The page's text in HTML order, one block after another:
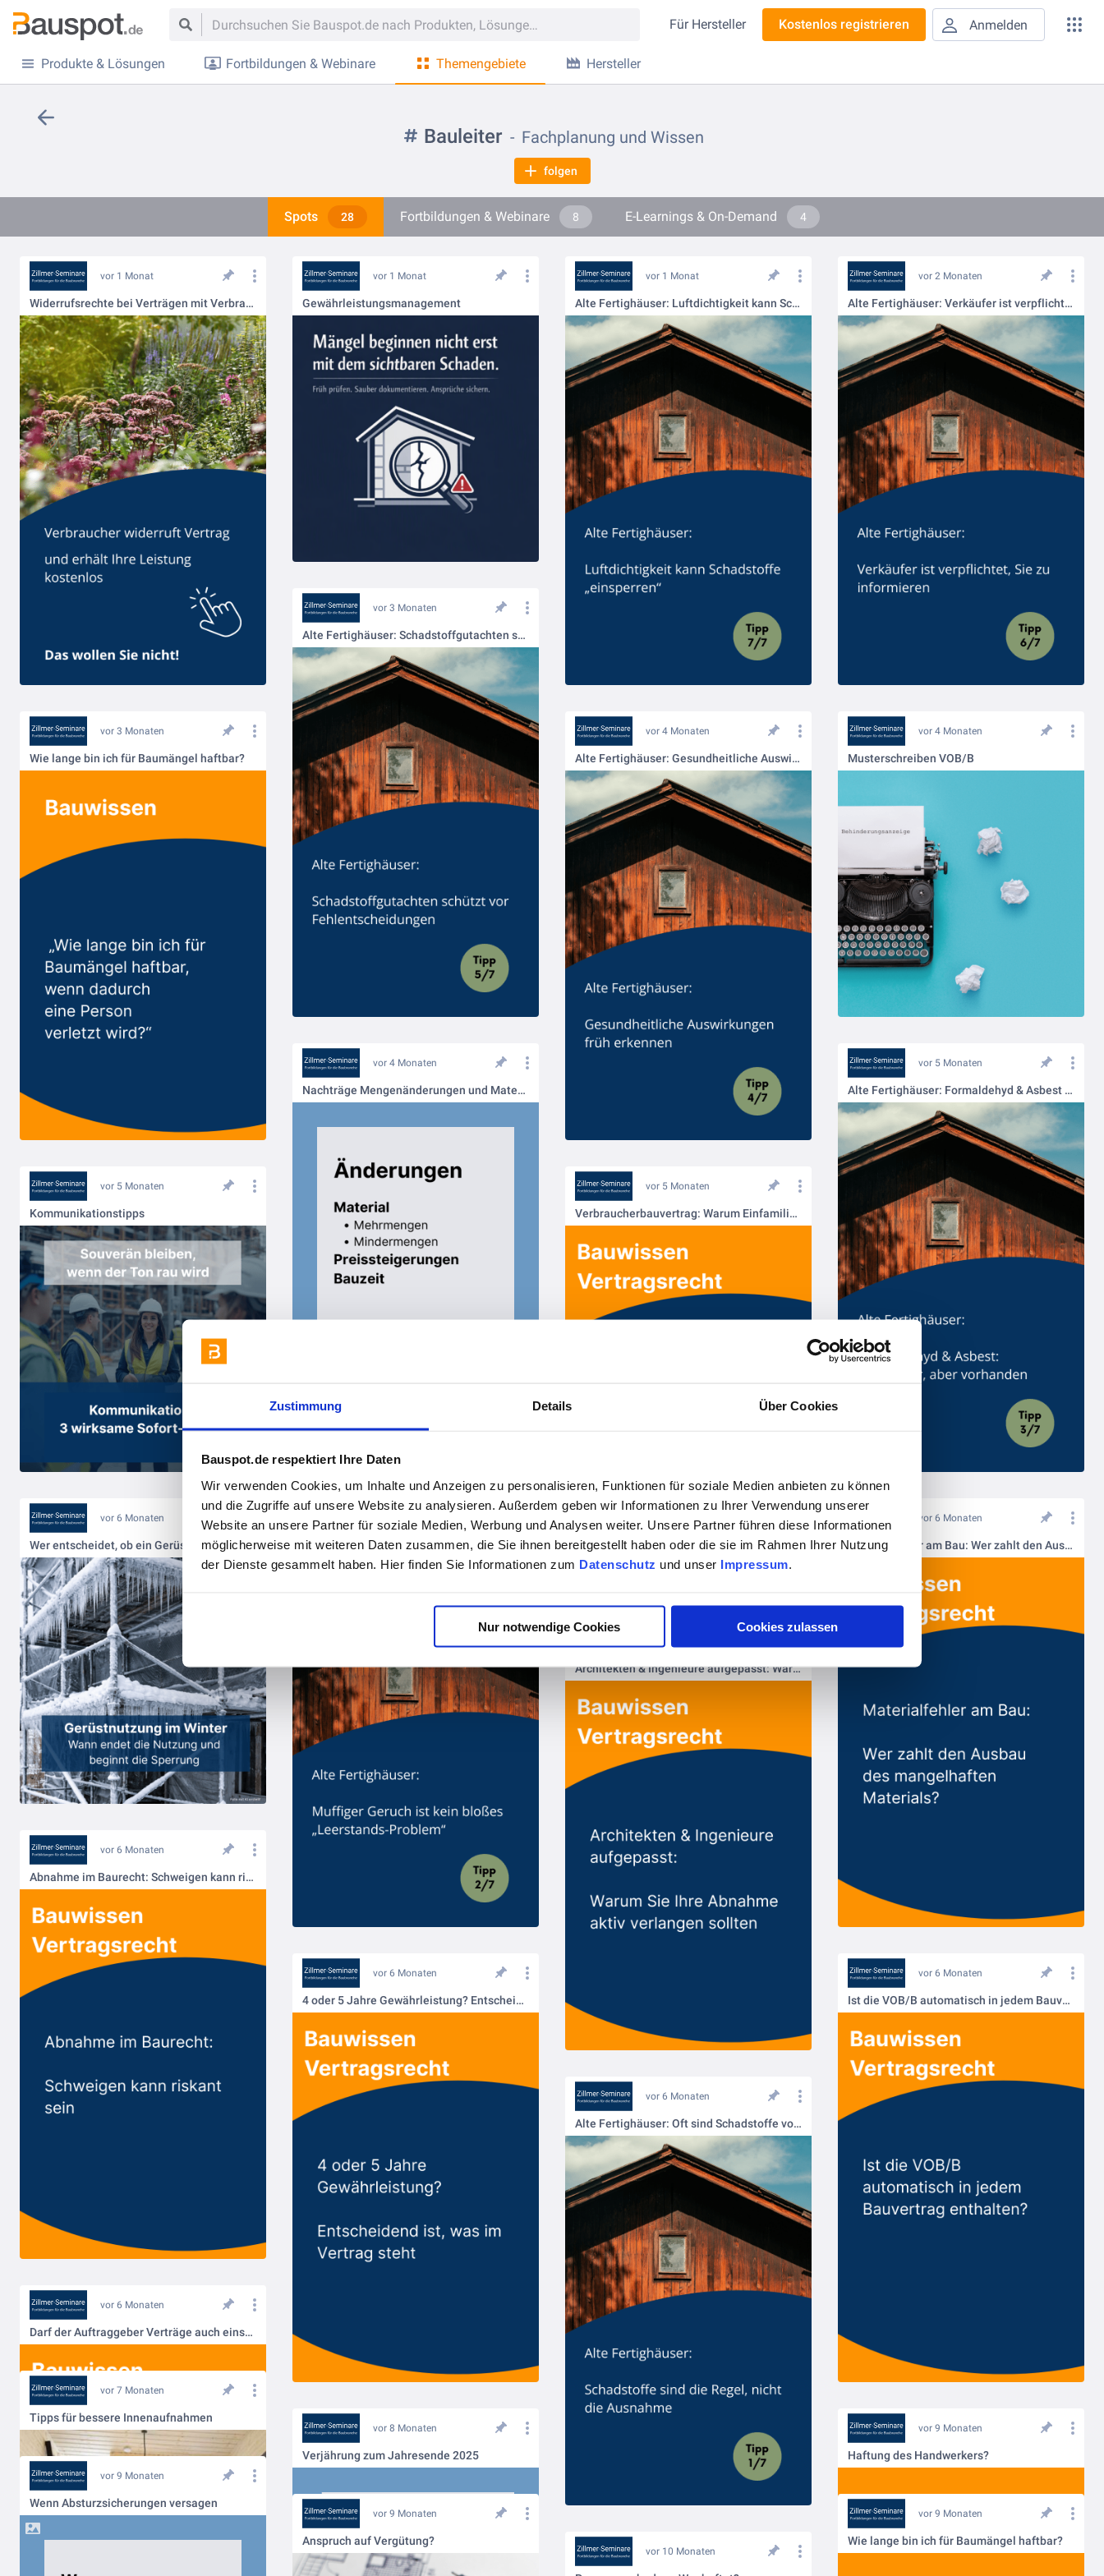
Zustimmung Details Über Cookies
Bauspot.de respektiert Ihre Daten
Wir verwenden Cookies, um Inhalte und Anzeigen zu personalisieren, Funktionen für soziale Medien anbieten zu können
und die Zugriffe auf unsere Website zu analysieren. Außerdem geben wir Informationen zu Ihrer Verwendung unserer
Website an unsere Partner für soziale Medien, Werbung und Analysen weiter. Unsere Partner führen diese Informationen
möglicherweise mit weiteren Daten zusammen, die Sie ihnen bereitgestellt haben oder die sie im Rahmen Ihrer Nutzung
der Dienste gesammelt haben. Hier finden Sie Informationen zum Datenschutz und unser Impressum.
Nur notwendige Cookies Cookies zulassen
Für Hersteller Kostenlos registrieren Anmelden
Produkte & Lösungen Fortbildungen & Webinare Themengebiete Hersteller
Bauleiter Fachplanung und Wissen
folgen
Spots 28 Fortbildungen & Webinare 8 E-Learnings & On-Demand 4
vor 1 Monat
Widerrufsrechte bei Verträgen mit Verbrauchern
vor 1 Monat
Gewährleistungsmanagement
vor 1 Monat
Alte Fertighäuser: Luftdichtigkeit kann Schadstoffe „einsperren“
vor 2 Monaten
Alte Fertighäuser: Verkäufer ist verpflichtet, Sie zu informieren
vor 3 Monaten
Alte Fertighäuser: Schadstoffgutachten schützt vor Fehlentscheidungen
vor 3 Monaten
Wie lange bin ich für Baumängel haftbar?
vor 4 Monaten
Alte Fertighäuser: Gesundheitliche Auswirkungen früh erkennen
vor 4 Monaten
Musterschreiben VOB/B
vor 4 Monaten
Nachträge Mengenänderungen und Materialpreisänderungen
vor 5 Monaten
Alte Fertighäuser: Formaldehyd & Asbest – unsichtbar, aber vorhanden
vor 5 Monaten
Kommunikationstipps
vor 5 Monaten
Verbraucherbauvertrag: Warum Einfamilienhäuser Sonderrecht haben
vor 6 Monaten
Wer entscheidet, ob ein Gerüst im Winter genutzt werden darf?
vor 6 Monaten
Alte Fertighäuser: Muffiger Geruch ist kein bloßes „Leerstands-Problem“
vor 6 Monaten
Materialfehler am Bau: Wer zahlt den Ausbau des mangelhaften Materials?
Architekten & Ingenieure aufgepasst: Warum Sie Ihre Abnahme aktiv verlangen sollten
vor 6 Monaten
Abnahme im Baurecht: Schweigen kann riskant sein
vor 6 Monaten
4 oder 5 Jahre Gewährleistung? Entscheidend ist, was im Vertrag steht
vor 6 Monaten
Ist die VOB/B automatisch in jedem Bauvertrag enthalten?
vor 6 Monaten
Alte Fertighäuser: Oft sind Schadstoffe vorhanden
vor 6 Monaten
Darf der Auftraggeber Verträge auch einseitig ändern?
vor 7 Monaten
Tipps für bessere Innenaufnahmen
vor 8 Monaten
Verjährung zum Jahresende 2025
vor 9 Monaten
Haftung des Handwerkers?
vor 9 Monaten
Wenn Absturzsicherungen versagen
vor 9 Monaten
Anspruch auf Vergütung?
vor 9 Monaten
Wie lange bin ich für Baumängel haftbar?
vor 10 Monaten